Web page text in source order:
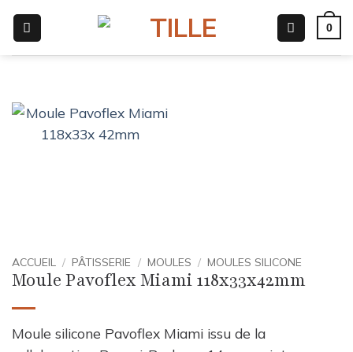
contenu
0
ACCUEIL / PÂTISSERIE / MOULES / MOULES SILICONE
Moule Pavoflex Miami 118x33x42mm
Moule silicone Pavoflex Miami issu de la